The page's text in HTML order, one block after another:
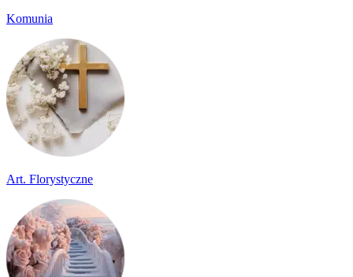
Komunia
Art. Florystyczne